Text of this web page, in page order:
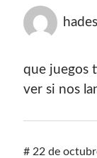
Descuentos
Si vas a
con el
hades
que juegos
ver si nos
# 22 de